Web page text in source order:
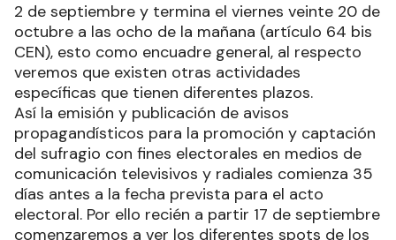
2 de septiembre y termina el viernes veinte 20 de
octubre a las ocho de la mañana (artículo 64 bis
CEN), esto como encuadre general, al respecto
veremos que existen otras actividades
específicas que tienen diferentes plazos.
Así la emisión y publicación de avisos
propagandísticos para la promoción y captación
del sufragio con fines electorales en medios de
comunicación televisivos y radiales comienza 35
días antes a la fecha prevista para el acto
electoral. Por ello recién a partir 17 de septiembre
comenzaremos a ver los diferentes spots de los